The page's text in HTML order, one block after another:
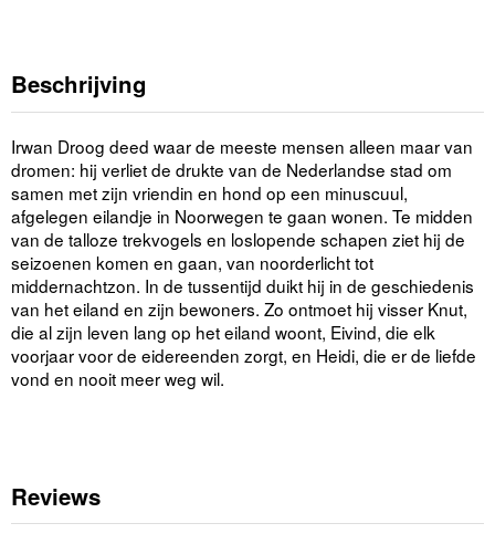
Beschrijving
Irwan Droog deed waar de meeste mensen alleen maar van
dromen: hij verliet de drukte van de Nederlandse stad om
samen met zijn vriendin en hond op een minuscuul,
afgelegen eilandje in Noorwegen te gaan wonen. Te midden
van de talloze trekvogels en loslopende schapen ziet hij de
seizoenen komen en gaan, van noorderlicht tot
middernachtzon. In de tussentijd duikt hij in de geschiedenis
van het eiland en zijn bewoners. Zo ontmoet hij visser Knut,
die al zijn leven lang op het eiland woont, Eivind, die elk
voorjaar voor de eidereenden zorgt, en Heidi, die er de liefde
vond en nooit meer weg wil.
Reviews